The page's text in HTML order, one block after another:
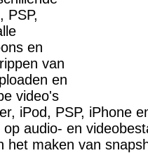
PSP,
en
van
en
video's
iPod, PSP, iPhone
audio- en
het maken van